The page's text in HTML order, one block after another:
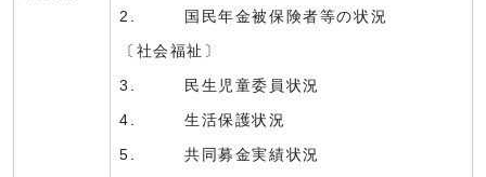
2. 国民年金被保険者等の状況
〔社会福祉〕
3. 民生児童委員状況
4. 生活保護状況
5. 共同募金実績状況